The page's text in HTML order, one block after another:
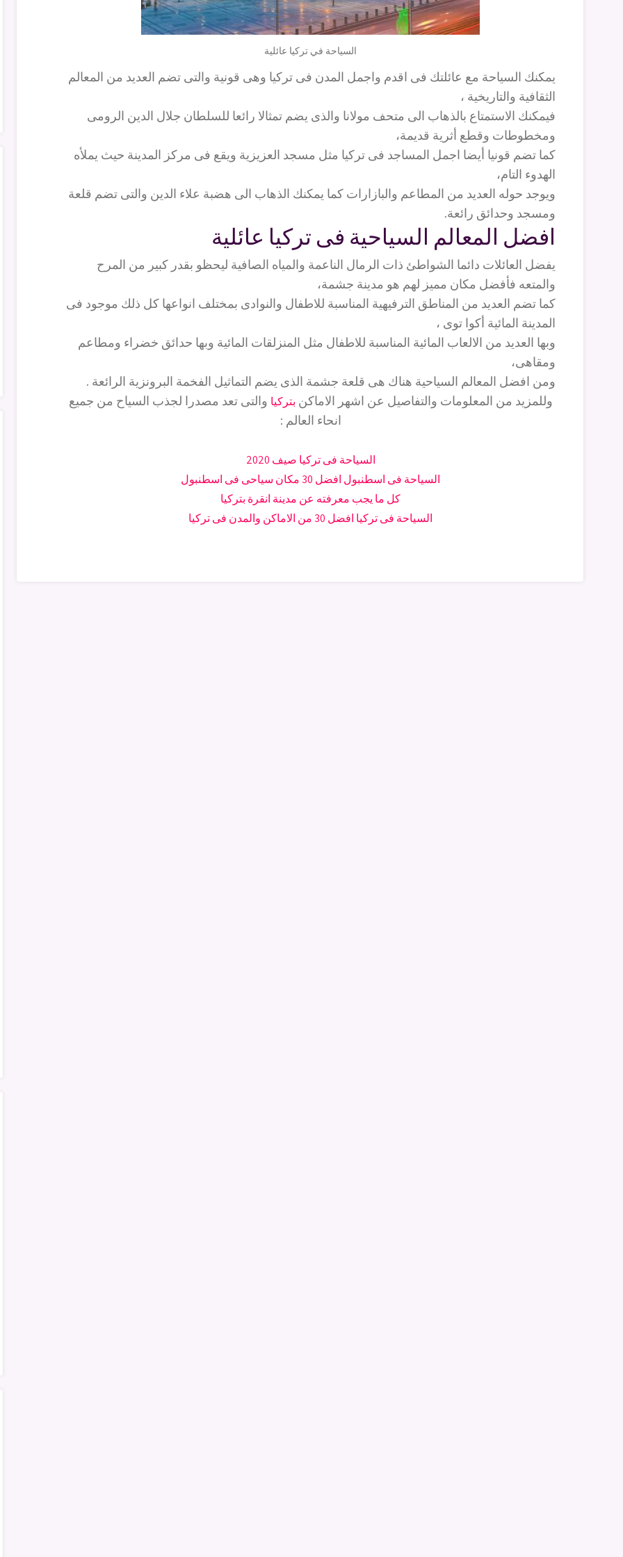
السياحة في تركيا عائلية
يمكنك السياحة مع عائلتك فى اقدم واجمل المدن فى تركيا وهى قونية والتى تضم العديد من المعالم
الثقافية والتاريخية ،
فيمكنك الاستمتاع بالذهاب الى متحف مولانا والذى يضم تمثالا رائعا للسلطان جلال الدين الرومى
ومخطوطات وقطع أثرية قديمة،
كما تضم قونيا أيضا اجمل المساجد فى تركيا مثل مسجد العزيزية ويقع فى مركز المدينة حيث يملأه
الهدوء التام،
ويوجد حوله العديد من المطاعم والبازارات كما يمكنك الذهاب الى هضبة علاء الدين والتى تضم قلعة
ومسجد وحدائق رائعة.
افضل المعالم السياحية فى تركيا عائلية
يفضل العائلات دائما الشواطئ ذات الرمال الناعمة والمياه الصافية ليحظو بقدر كبير من المرح
والمتعه فأفضل مكان مميز لهم هو مدينة جشمة،
كما تضم العديد من المناطق الترفيهية المناسبة للاطفال والنوادى بمختلف انواعها كل ذلك موجود فى
المدينة المائية أكوا توى ،
وبها العديد من الالعاب المائية المناسبة للاطفال مثل المنزلقات المائية وبها حدائق خضراء ومطاعم
ومقاهى،
ومن افضل المعالم السياحية هناك هى قلعة جشمة الذى يضم التماثيل الفخمة البرونزية الرائعة .
وللمزيد من المعلومات والتفاصيل عن اشهر الاماكن بتركيا والتى تعد مصدرا لجذب السياح من جميع
انحاء العالم :
السياحة فى تركيا صيف 2020
السياحة فى اسطنبول افضل 30 مكان سياحى فى اسطنبول
كل ما يجب معرفته عن مدينة انقرة بتركيا
السياحة فى تركيا افضل 30 من الاماكن والمدن فى تركيا